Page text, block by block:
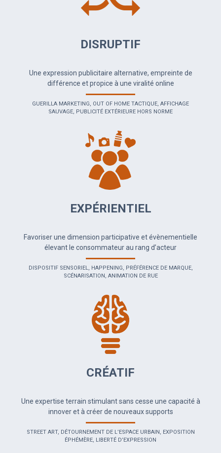
DISRUPTIF
Une expression publicitaire alternative, empreinte de
différence et propice à une viralité online
GUERILLA MARKETING, OUT OF HOME TACTIQUE, AFFICHAGE
SAUVAGE, PUBLICITÉ EXTÉRIEURE HORS NORME
EXPÉRIENTIEL
Favoriser une dimension participative et évènementielle
élevant le consommateur au rang d’acteur
DISPOSITIF SENSORIEL, HAPPENING, PRÉFÉRENCE DE MARQUE,
SCÉNARISATION, ANIMATION DE RUE
CRÉATIF
Une expertise terrain stimulant sans cesse une capacité à
innover et à créer de nouveaux supports
STREET ART, DÉTOURNEMENT DE L’ESPACE URBAIN, EXPOSITION
ÉPHÉMÈRE, LIBERTÉ D’EXPRESSION